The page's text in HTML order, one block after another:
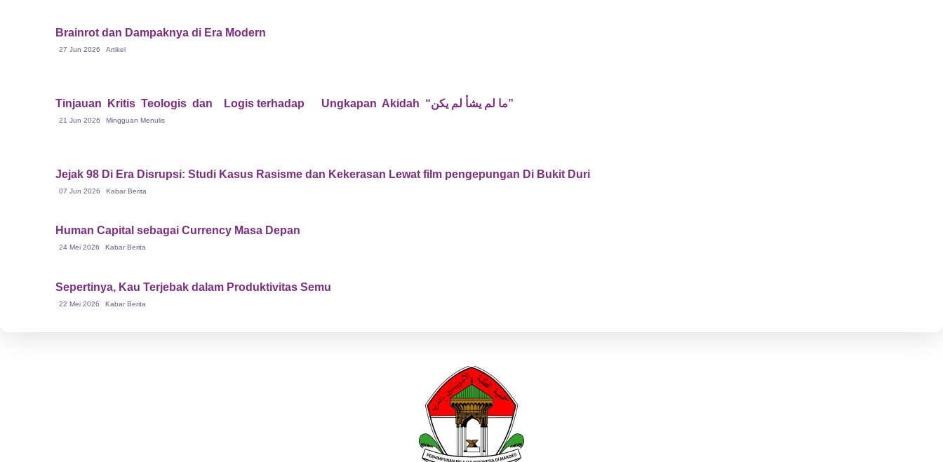
Brainrot dan Dampaknya di Era Modern
27 Jun 2026 Artikel
Tinjauan Kritis Teologis dan Logis terhadap Ungkapan Akidah “ما لم يشأ لم يكن”
21 Jun 2026 Mingguan Menulis
Jejak 98 Di Era Disrupsi: Studi Kasus Rasisme dan Kekerasan Lewat film pengepungan Di Bukit Duri
07 Jun 2026 Kabar Berita
Human Capital sebagai Currency Masa Depan
24 Mei 2026 Kabar Berita
Sepertinya, Kau Terjebak dalam Produktivitas Semu
22 Mei 2026 Kabar Berita